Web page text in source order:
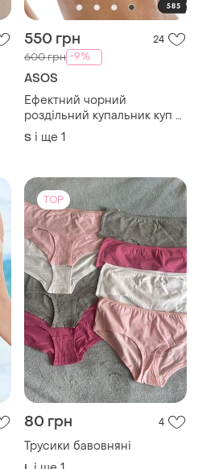
550 грн 24
600 грн -9%
ASOS
Ефектний чорний
роздільний купальник куп 3
в 1 трикутна чашка сітка
парео спідниця плавки
трендовий шикарний
базовий
S і ще 1
TOP
80 грн 4
Трусики бавовняні